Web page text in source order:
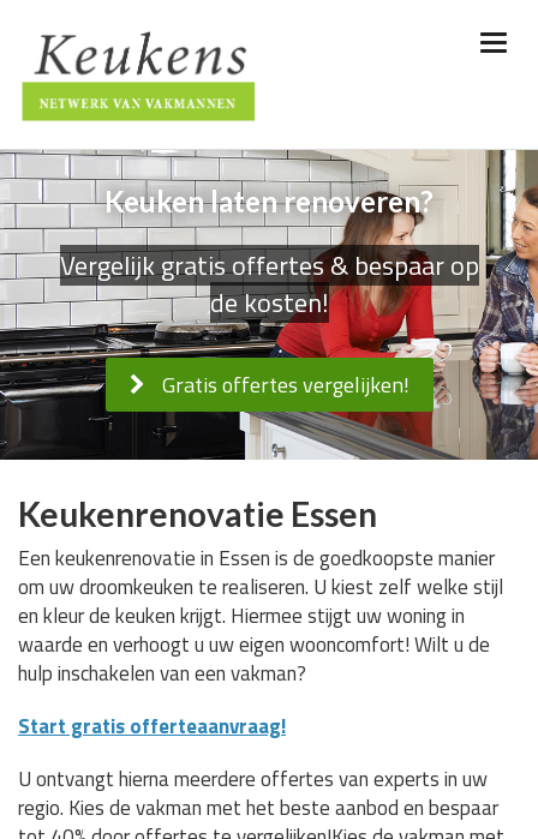
Keuken laten renoveren?
Vergelijk gratis offertes & bespaar op
de kosten!
Gratis offertes vergelijken!
Keukenrenovatie Essen
Een keukenrenovatie in Essen is de goedkoopste manier
om uw droomkeuken te realiseren. U kiest zelf welke stijl
en kleur de keuken krijgt. Hiermee stijgt uw woning in
waarde en verhoogt u uw eigen wooncomfort! Wilt u de
hulp inschakelen van een vakman?
Start gratis offerteaanvraag!
U ontvangt hierna meerdere offertes van experts in uw
regio. Kies de vakman met het beste aanbod en bespaar